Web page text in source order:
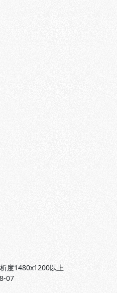
度1480x1200以上
07